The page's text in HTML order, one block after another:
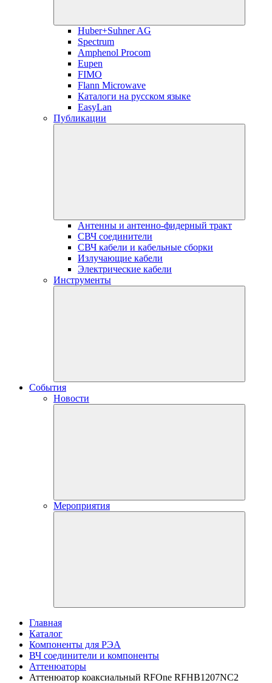
Huber+Suhner AG
Spectrum
Amphenol Procom
Eupen
FIMO
Flann Microwave
Каталоги на русском языке
EasyLan
Публикации
Антенны и антенно-фидерный тракт
СВЧ соединители
СВЧ кабели и кабельные сборки
Излучающие кабели
Электрические кабели
Инструменты
События
Новости
Мероприятия
Главная
Каталог
Компоненты для РЭА
ВЧ соединители и компоненты
Аттенюаторы
Аттенюатор коаксиальный RFOne RFHB1207NC2